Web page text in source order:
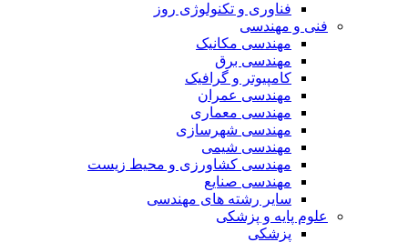
فناوری و تکنولوژی روز
فنی و مهندسی
مهندسی مکانیک
مهندسی برق
کامپیوتر و گرافیک
مهندسی عمران
مهندسی معماری
مهندسی شهرسازی
مهندسی شیمی
مهندسی کشاورزی و محیط زیست
مهندسی صنایع
سایر رشته های مهندسی
علوم پایه و پزشکی
پزشکی